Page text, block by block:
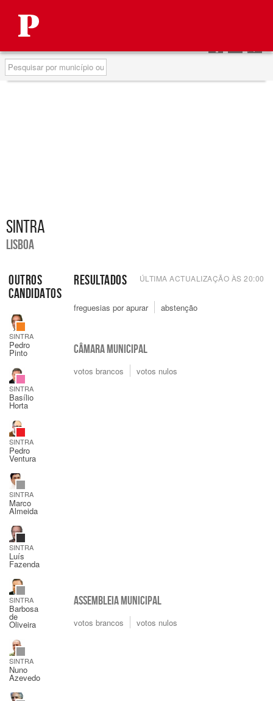
no
no
no
Pesquisa
SINTRA
LISBOA
OUTROS
CANDIDATOS
SINTRA
Pedro
Pinto
SINTRA
Basílio
Horta
SINTRA
Pedro
Ventura
SINTRA
Marco
Almeida
SINTRA
Luís
Fazenda
SINTRA
Barbosa
de
Oliveira
SINTRA
Nuno
Azevedo
RESULTADOS ÚLTIMA ACTUALIZAÇÃO ÀS20:00
freguesias por apurar abstenção
CÂMARA MUNICIPAL
votos brancos votos nulos
ASSEMBLEIA MUNICIPAL
votos brancos votos nulos